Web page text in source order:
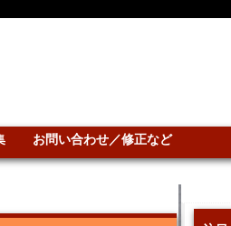
お問い合わせ／修正など